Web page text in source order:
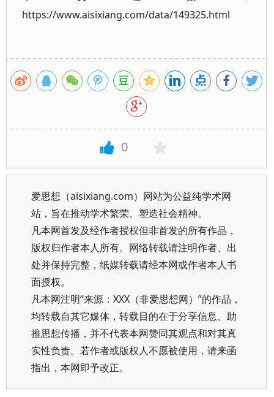
https://www.aisixiang.com/data/149325.html
0
爱思想（aisixiang.com）网站为公益纯学术网
站，旨在推动学术繁荣、塑造社会精神。
凡本网首发及经作者授权但非首发的所有作品，
版权归作者本人所有。网络转载请注明作者、出
处并保持完整，纸媒转载请经本网或作者本人书
面授权。
凡本网注明“来源：XXX（非爱思想网）”的作品，
均转载自其它媒体，转载目的在于分享信息、助
推思想传播，并不代表本网赞同其观点和对其真
实性负责。若作者或版权人不愿被使用，请来函
指出，本网即予改正。